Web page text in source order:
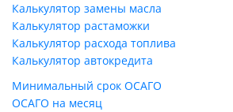
Калькулятор замены масла
Калькулятор растаможки
Калькулятор расхода топлива
Калькулятор автокредита
Минимальный срок ОСАГО
ОСАГО на месяц